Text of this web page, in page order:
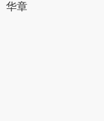
华章